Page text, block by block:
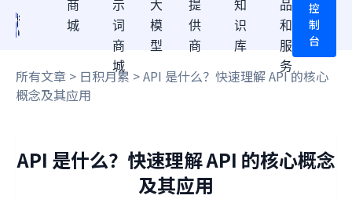
商
城
示
词
商
城
大
模
型
提
供
商
知
识
库
品
和
服
务
控
制
台
所有文章 > 日积月累 > API 是什么？快速理解 API 的核心
概念及其应用
API 是什么？快速理解 API 的核心概念
及其应用